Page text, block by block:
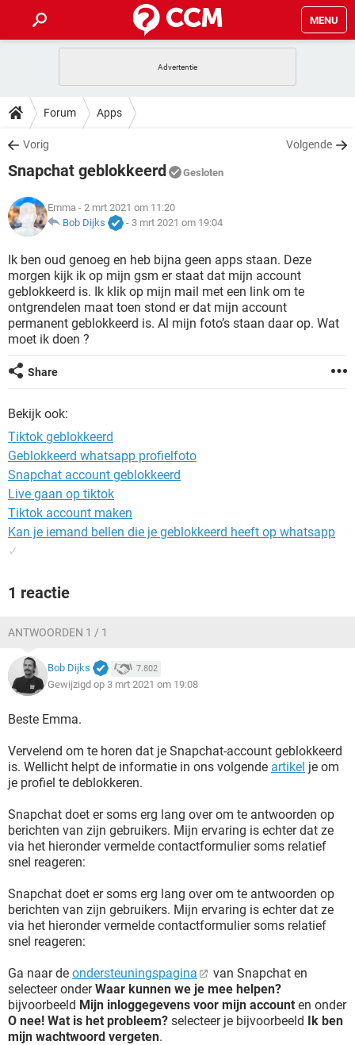
MENU
INSTAGRAM
NETFLIX
GRATIS SNAPCHAT
TIKTOK
HOW-TO
VIDEOBELLEN
GRATIS
TIKTOK
DOWNLOADS
VIDEOBELLEN GAMES
INSTAGRAM
NETFLIX CORONAVIRUS
GRATIS
TIKTOK
FORUM
VIDEOBELLEN
INSTAGRAM
NETFLIX CORONAVIRUS
GRATIS SNAPCHAT
TIKTOK
ARTIKELEN
VIDEOBELLEN
INSTAGRAM WINDOWS 10
NETFLIX CORONAVIRUS
GRATIS
TIKTOK
Forum Apps
Vorig Volgende
Snapchat geblokkeerd Gesloten
Emma - 2 mrt 2021 om 11:20
Bob Dijks
- 3 mrt 2021 om 19:04
Ik ben oud genoeg en heb bijna geen apps staan. Deze
morgen kijk ik op mijn gsm er staat dat mijn account
geblokkeerd is. Ik klik op mijn mail met een link om te
ontgrendelen maat toen stond er dat mijn account
permanent geblokkeerd is. Al mijn foto’s staan daar op. Wat
moet ik doen ?
Share
Bekijk ook:
Tiktok geblokkeerd
Geblokkeerd whatsapp profielfoto
Snapchat account geblokkeerd
Live gaan op tiktok
Tiktok account maken
Kan je iemand bellen die je geblokkeerd heeft op whatsapp
✓
1 reactie
ANTWOORDEN 1 / 1
Bob Dijks 7.802
Gewijzigd op 3 mrt 2021 om 19:08
Beste Emma.
Vervelend om te horen dat je Snapchat-account geblokkeerd
is. Wellicht helpt de informatie in ons volgende artikel je om
je profiel te deblokkeren.
Snapchat doet er soms erg lang over om te antwoorden op
berichten van zijn gebruikers. Mijn ervaring is echter dat ze
via het hieronder vermelde contactformulier soms relatief
snel reageren:
Snapchat doet er soms erg lang over om te antwoorden op
berichten van zijn gebruikers. Mijn ervaring is echter dat ze
via het hieronder vermelde contactformulier soms relatief
snel reageren:
Ga naar de ondersteuningspagina
van Snapchat en
selecteer onderWaar kunnen we je mee helpen?
bijvoorbeeld Mijn inloggegevens voor mijn account en onder
O nee! Wat is het probleem? selecteer je bijvoorbeeld Ik ben
mijn wachtwoord vergeten.